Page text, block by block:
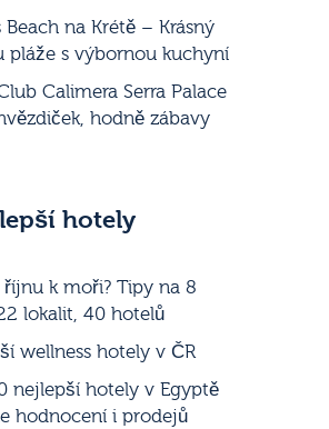
Beach na Krétě – Krásný
pláže s výbornou kuchyní
Calimera Serra Palace
hodně zábavy
hotely
říjnu k moři? Tipy na 8
lokalit, 40 hotelů
wellness hotely v ČR
nejlepší hotely v Egyptě
hodnocení i prodejů